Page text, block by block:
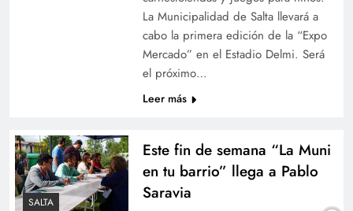
La Municipalidad de Salta llevará a
cabo la primera edición de la “Expo
Mercado” en el Estadio Delmi. Será
el próximo…
Leer más
SALTA
Este fin de semana “La Muni
en tu barrio” llega a Pablo
Saravia